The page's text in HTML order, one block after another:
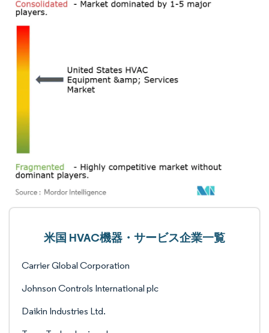
米国 HVAC機器・サービス企業一覧
Carrier Global Corporation
Johnson Controls International plc
Daikin Industries Ltd.